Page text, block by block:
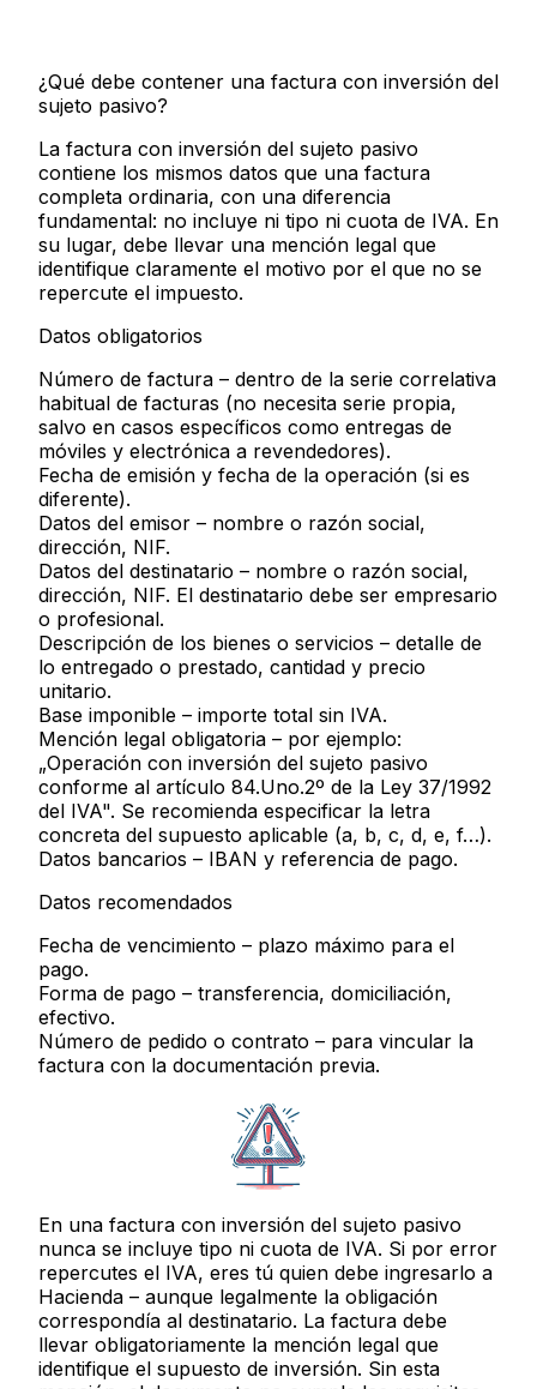
¿Qué debe contener una factura con inversión del
sujeto pasivo?
La factura con inversión del sujeto pasivo
contiene los mismos datos que una factura
completa ordinaria, con una diferencia
fundamental: no incluye ni tipo ni cuota de IVA. En
su lugar, debe llevar una mención legal que
identifique claramente el motivo por el que no se
repercute el impuesto.
Datos obligatorios
Número de factura – dentro de la serie correlativa
habitual de facturas (no necesita serie propia,
salvo en casos específicos como entregas de
móviles y electrónica a revendedores).
Fecha de emisión y fecha de la operación (si es
diferente).
Datos del emisor – nombre o razón social,
dirección, NIF.
Datos del destinatario – nombre o razón social,
dirección, NIF. El destinatario debe ser empresario
o profesional.
Descripción de los bienes o servicios – detalle de
lo entregado o prestado, cantidad y precio
unitario.
Base imponible – importe total sin IVA.
Mención legal obligatoria – por ejemplo:
„Operación con inversión del sujeto pasivo
conforme al artículo 84.Uno.2º de la Ley 37/1992
del IVA". Se recomienda especificar la letra
concreta del supuesto aplicable (a, b, c, d, e, f…).
Datos bancarios – IBAN y referencia de pago.
Datos recomendados
Fecha de vencimiento – plazo máximo para el
pago.
Forma de pago – transferencia, domiciliación,
efectivo.
Número de pedido o contrato – para vincular la
factura con la documentación previa.
En una factura con inversión del sujeto pasivo
nunca se incluye tipo ni cuota de IVA. Si por error
repercutes el IVA, eres tú quien debe ingresarlo a
Hacienda – aunque legalmente la obligación
correspondía al destinatario. La factura debe
llevar obligatoriamente la mención legal que
identifique el supuesto de inversión. Sin esta